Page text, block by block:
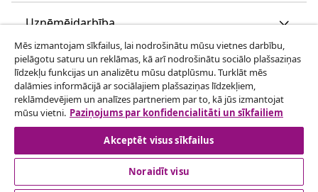
Uzņēmējdarbība
vidaXL
Apskatiet vairāk
Mēs izmantojam sīkfailus, lai nodrošinātu mūsu vietnes darbību,
pielāgotu saturu un reklāmas, kā arī nodrošinātu sociālo plašsaziņas
līdzekļu funkcijas un analizētu mūsu datplūsmu. Turklāt mēs
dalāmies informācijā ar sociālajiem plašsaziņas līdzekļiem,
reklāmdevējiem un analīzes partneriem par to, kā jūs izmantojat
mūsu vietni. Paziņojums par konfidencialitāti un sīkfailiem
Akceptēt visus sīkfailus
Noraidīt visu